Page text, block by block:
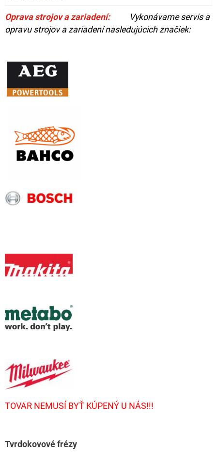
Oprava strojov a zariadení:
Vykonávame servis a
opravu strojov a zariadení nasledujúcich značiek:
TOVAR NEMUSÍ BYŤ KÚPENÝ U NÁS!!!
Tvrdokovové frézy